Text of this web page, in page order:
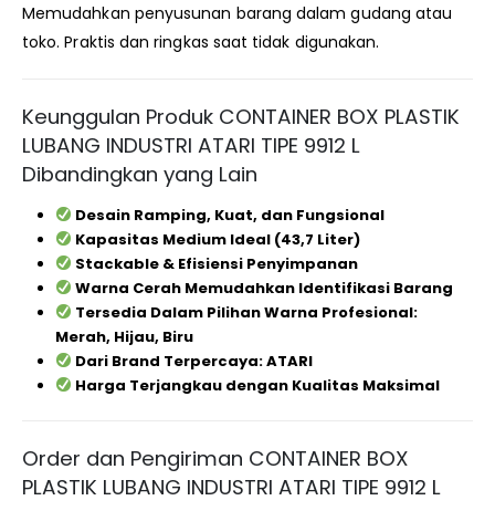
Memudahkan penyusunan barang dalam gudang atau
toko. Praktis dan ringkas saat tidak digunakan.
Keunggulan Produk CONTAINER BOX PLASTIK
LUBANG INDUSTRI ATARI TIPE 9912 L
Dibandingkan yang Lain
Desain Ramping, Kuat, dan Fungsional
Kapasitas Medium Ideal (43,7 Liter)
Stackable & Efisiensi Penyimpanan
Warna Cerah Memudahkan Identifikasi Barang
Tersedia Dalam Pilihan Warna Profesional:
Merah, Hijau, Biru
Dari Brand Terpercaya: ATARI
Harga Terjangkau dengan Kualitas Maksimal
Order dan Pengiriman CONTAINER BOX
PLASTIK LUBANG INDUSTRI ATARI TIPE 9912 L